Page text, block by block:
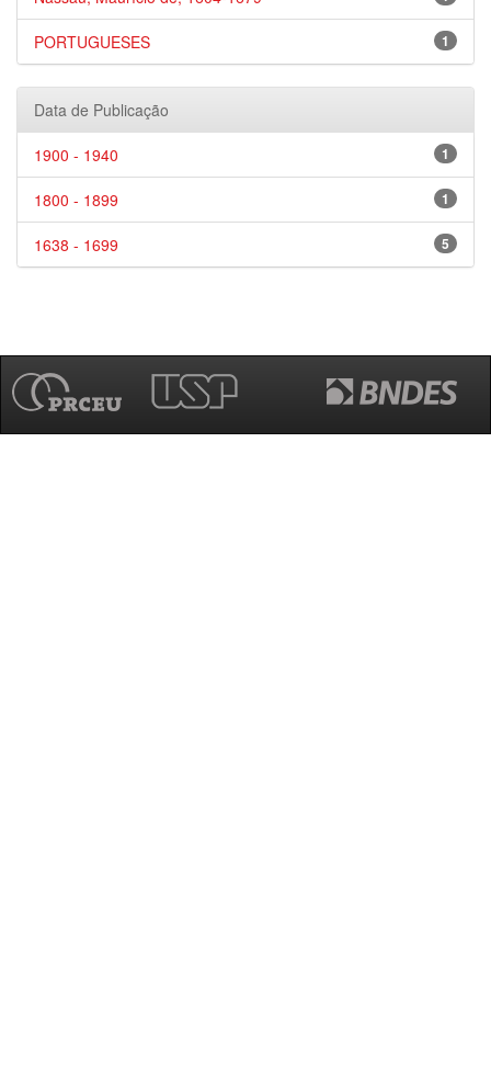
1
PORTUGUESES
Data de Publicação
1
1900 - 1940
1
1800 - 1899
5
1638 - 1699